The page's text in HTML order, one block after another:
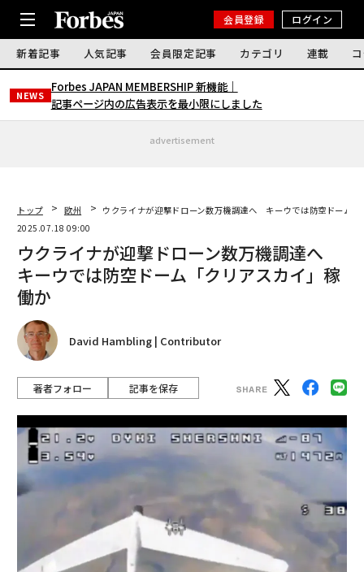
会員登録 ログイン
新着記事 人気記事 会員限定記事 カテゴリ 連載
NEWS
Forbes JAPAN MEMBERSHIP 新機能｜
記事ページ内の広告表示を最小限にしました
advertisement
トップ 欧州
ウクライナが迎撃ドローン数万機調達へ キーウでは防空ドーム「
2025.07.18 09:00
ウクライナが迎撃ドローン数万機調達へ
キーウでは防空ドーム「クリアスカイ」稼
働か
David Hambling | Contributor
著者フォロー 記事を保存